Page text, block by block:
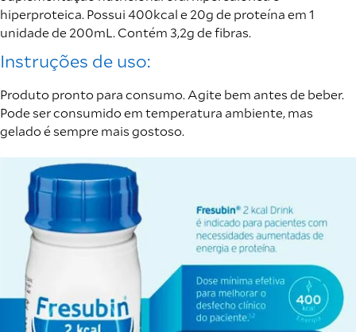
hiperproteica. Possui 400kcal e 20g de proteína em 1
unidade de 200mL. Contém 3,2g de fibras.
Instruções de uso:
Produto pronto para consumo. Agite bem antes de beber.
Pode ser consumido em temperatura ambiente, mas
gelado é sempre mais gostoso.